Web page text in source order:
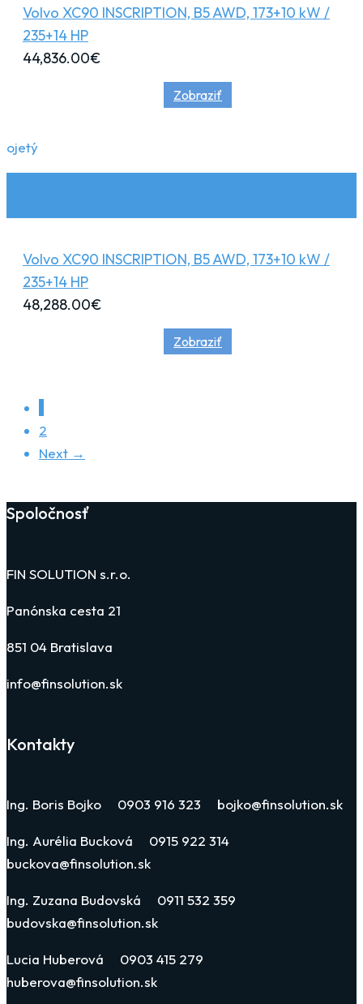
Volvo XC90 INSCRIPTION, B5 AWD, 173+10 kW /
235+14 HP
44,836.00€
Zobraziť
ojetý
Volvo XC90 INSCRIPTION, B5 AWD, 173+10 kW /
235+14 HP
48,288.00€
Zobraziť
2
Next →
Spoločnosť
FIN SOLUTION s.r.o.
Panónska cesta 21
851 04 Bratislava
info@finsolution.sk
Kontakty
Ing. Boris Bojko 0903 916 323 bojko@finsolution.sk
Ing. Aurélia Bucková 0915 922 314
buckova@finsolution.sk
Ing. Zuzana Budovská 0911 532 359
budovska@finsolution.sk
Lucia Huberová 0903 415 279
huberova@finsolution.sk